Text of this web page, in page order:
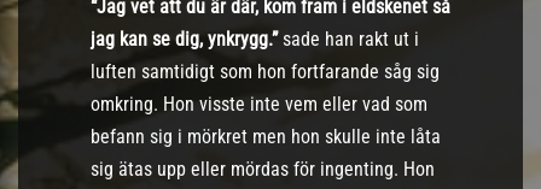
“Jag vet att du är där, kom fram i eldskenet så
jag kan se dig, ynkrygg.”sade han rakt ut i
luften samtidigt som hon fortfarande såg sig
omkring. Hon visste inte vem eller vad som
befann sig i mörkret men hon skulle inte låta
sig ätas upp eller mördas för ingenting. Hon